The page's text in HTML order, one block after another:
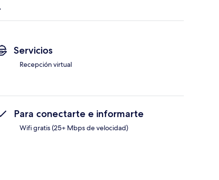
Servicios
Recepción virtual
Para conectarte e informarte
Wifi gratis (25+ Mbps de velocidad)